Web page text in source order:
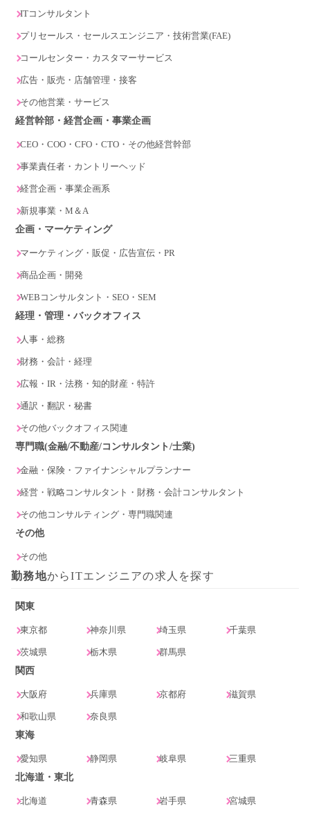
ITコンサルタント
プリセールス・セールスエンジニア・技術営業(FAE)
コールセンター・カスタマーサービス
広告・販売・店舗管理・接客
その他営業・サービス
経営幹部・経営企画・事業企画
CEO・COO・CFO・CTO・その他経営幹部
事業責任者・カントリーヘッド
経営企画・事業企画系
新規事業・M＆A
企画・マーケティング
マーケティング・販促・広告宣伝・PR
商品企画・開発
WEBコンサルタント・SEO・SEM
経理・管理・バックオフィス
人事・総務
財務・会計・経理
広報・IR・法務・知的財産・特許
通訳・翻訳・秘書
その他バックオフィス関連
専門職(金融/不動産/コンサルタント/士業)
金融・保険・ファイナンシャルプランナー
経営・戦略コンサルタント・財務・会計コンサルタント
その他コンサルティング・専門職関連
その他
その他
勤務地からITエンジニアの求人を探す
関東
東京都 神奈川県 埼玉県 千葉県
茨城県 栃木県
群馬県
関西
大阪府 兵庫県 京都府 滋賀県
和歌山県
奈良県
東海
愛知県 静岡県 岐阜県
三重県
北海道・東北
北海道 青森県 岩手県 宮城県